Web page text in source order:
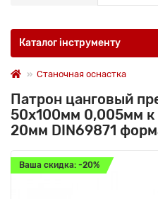
Каталог інструменту
Станочная оснастка
Патрон цанговый
50x100мм 0,005мм к
20мм DIN69871
Ваша скидка: -20%